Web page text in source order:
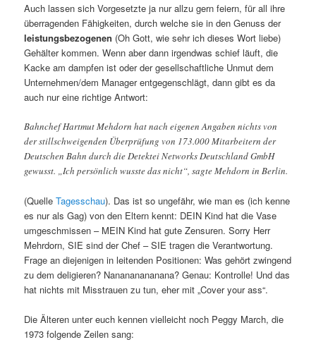
Auch lassen sich Vorgesetzte ja nur allzu gern feiern, für all ihre
überragenden Fähigkeiten, durch welche sie in den Genuss der
leistungsbezogenen (Oh Gott, wie sehr ich dieses Wort liebe)
Gehälter kommen. Wenn aber dann irgendwas schief läuft, die
Kacke am dampfen ist oder der gesellschaftliche Unmut dem
Unternehmen/dem Manager entgegenschlägt, dann gibt es da
auch nur eine richtige Antwort:
Bahnchef Hartmut Mehdorn hat nach eigenen Angaben nichts von
der stillschweigenden Überprüfung von 173.000 Mitarbeitern der
Deutschen Bahn durch die Detektei Networks Deutschland GmbH
gewusst. „Ich persönlich wusste das nicht“, sagte Mehdorn in Berlin.
(QuelleTagesschau). Das ist so ungefähr, wie man es (ich kenne
es nur als Gag) von den Eltern kennt: DEIN Kind hat die Vase
umgeschmissen – MEIN Kind hat gute Zensuren. Sorry Herr
Mehrdorn, SIE sind der Chef – SIE tragen die Verantwortung.
Frage an diejenigen in leitenden Positionen: Was gehört zwingend
zu dem deligieren? Nanananananana? Genau: Kontrolle! Und das
hat nichts mit Misstrauen zu tun, eher mit „Cover your ass“.
Die Älteren unter euch kennen vielleicht noch Peggy March, die
1973 folgende Zeilen sang: